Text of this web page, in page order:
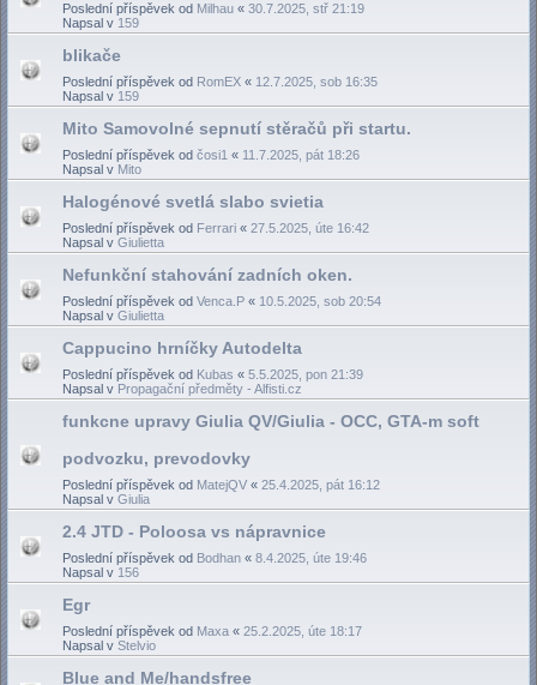
Poslední příspěvek od Milhau « 30.7.2025, stř 21:19
Napsal v 159
blikače
Poslední příspěvek od RomEX « 12.7.2025, sob 16:35
Napsal v 159
Mito Samovolné sepnutí stěračů při startu.
Poslední příspěvek od čosi1 « 11.7.2025, pát 18:26
Napsal v Mito
Halogénové svetlá slabo svietia
Poslední příspěvek od Ferrari « 27.5.2025, úte 16:42
Napsal v Giulietta
Nefunkční stahování zadních oken.
Poslední příspěvek od Venca.P « 10.5.2025, sob 20:54
Napsal v Giulietta
Cappucino hrníčky Autodelta
Poslední příspěvek od Kubas « 5.5.2025, pon 21:39
Napsal v Propagační předměty - Alfisti.cz
funkcne upravy Giulia QV/Giulia - OCC, GTA-m soft
podvozku, prevodovky
Poslední příspěvek od MatejQV « 25.4.2025, pát 16:12
Napsal v Giulia
2.4 JTD - Poloosa vs nápravnice
Poslední příspěvek od Bodhan « 8.4.2025, úte 19:46
Napsal v 156
Egr
Poslední příspěvek od Maxa « 25.2.2025, úte 18:17
Napsal v Stelvio
Blue and Me/handsfree